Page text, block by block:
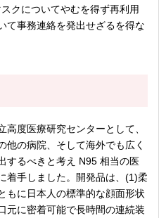
クについてやむを得ず再利用
て事務連絡を発出せざるを得な
度医療研究センターとして、
他の病院、そして海外でも広く
するべきと考え N95 相当の医
着手しました。開発品は、(1)柔
もに日本人の標準的な顔面形状
元に密着可能で長時間の連続装